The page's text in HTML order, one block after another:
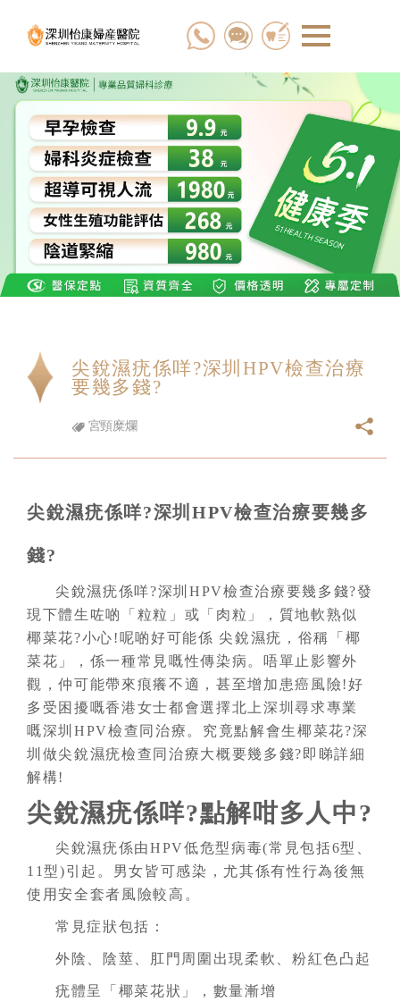
尖銳濕疣係咩?深圳HPV檢查治療
要幾多錢?
宮頸糜爛
尖銳濕疣係咩?深圳HPV檢查治療要幾多
錢?
尖銳濕疣係咩?深圳HPV檢查治療要幾多錢?發
現下體生咗啲「粒粒」或「肉粒」，質地軟熟似
椰菜花?小心!呢啲好可能係 尖銳濕疣，俗稱「椰
菜花」，係一種常見嘅性傳染病。唔單止影響外
觀，仲可能帶來痕癢不適，甚至增加患癌風險!好
多受困擾嘅香港女士都會選擇北上深圳尋求專業
嘅深圳HPV檢查同治療。究竟點解會生椰菜花?深
圳做尖銳濕疣檢查同治療大概要幾多錢?即睇詳細
解構!
尖銳濕疣係咩?點解咁多人中?
尖銳濕疣係由HPV低危型病毒(常見包括6型、
11型)引起。男女皆可感染，尤其係有性行為後無
使用安全套者風險較高。
常見症狀包括：
外陰、陰莖、肛門周圍出現柔軟、粉紅色凸起
疣體呈「椰菜花狀」，數量漸增